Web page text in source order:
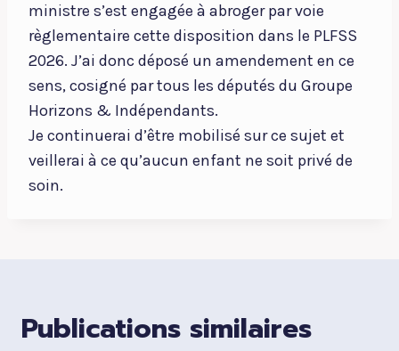
ministre s’est engagée à abroger par voie
règlementaire cette disposition dans le PLFSS
2026. J’ai donc déposé un amendement en ce
sens, cosigné par tous les députés du Groupe
Horizons & Indépendants.
Je continuerai d’être mobilisé sur ce sujet et
veillerai à ce qu’aucun enfant ne soit privé de
soin.
Publications similaires